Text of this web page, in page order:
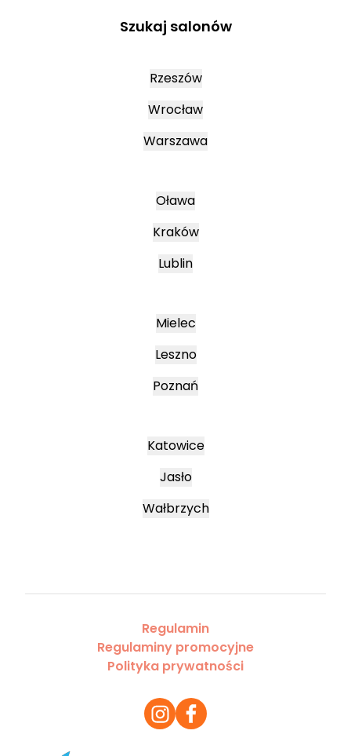
Szukaj salonów
Rzeszów
Wrocław
Warszawa
Oława
Kraków
Lublin
Mielec
Leszno
Poznań
Katowice
Jasło
Wałbrzych
Regulamin
Regulaminy promocyjne
Polityka prywatności